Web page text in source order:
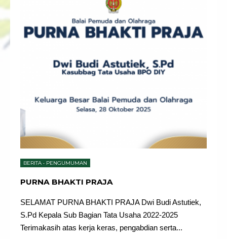
BERITA • PENGUMUMAN
PURNA BHAKTI PRAJA
SELAMAT PURNA BHAKTI PRAJA Dwi Budi Astutiek,
S.Pd Kepala Sub Bagian Tata Usaha 2022-2025
Terimakasih atas kerja keras, pengabdian serta...